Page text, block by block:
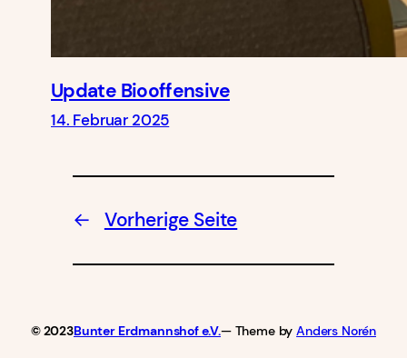
Update Biooffensive
14. Februar 2025
← Vorherige Seite
© 2023Bunter Erdmannshof e.V.— Theme byAnders Norén